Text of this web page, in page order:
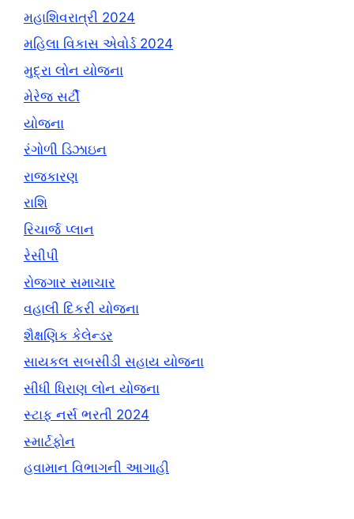
મહાશિવરાત્રી 2024
મહિલા વિકાસ એવોર્ડ 2024
મુદ્રા લોન યોજના
મેરેજ સર્ટી
યોજના
રંગોળી ડિઝાઇન
રાજકારણ
રાશિ
રિચાર્જ પ્લાન
રેસીપી
રોજગાર સમાચાર
વહાલી દિકરી યોજના
શૈક્ષણિક કેલેન્ડર
સાયકલ સબસીડી સહાય યોજના
સીધી ધિરાણ લોન યોજના
સ્ટાફ નર્સ ભરતી 2024
સ્માર્ટફોન
હવામાન વિભાગની આગાહી